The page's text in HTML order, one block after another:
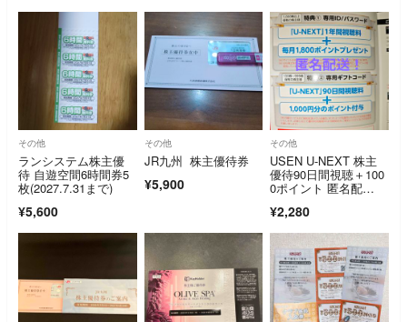
その他
ランシステム株主優
待 自遊空間6時間券5
枚(2027.7.31まで)
¥5,600
その他
JR九州 株主優待券
¥5,900
その他
USEN U-NEXT 株主
優待90日間視聴＋100
0ポイント 匿名配
¥2,280